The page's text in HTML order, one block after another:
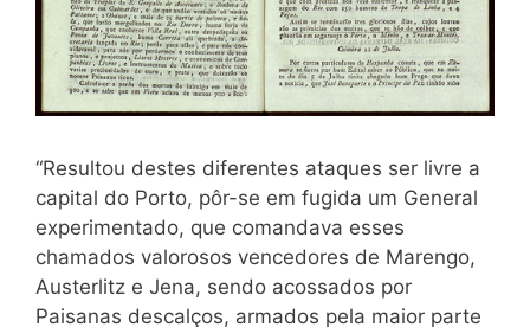
“Resultou destes diferentes ataques ser livre a
capital do Porto, pôr-se em fugida um General
experimentado, que comandava esses
chamados valorosos vencedores de Marengo,
Austerlitz e Jena, sendo acossados por
Paisanas descalços, armados pela maior parte